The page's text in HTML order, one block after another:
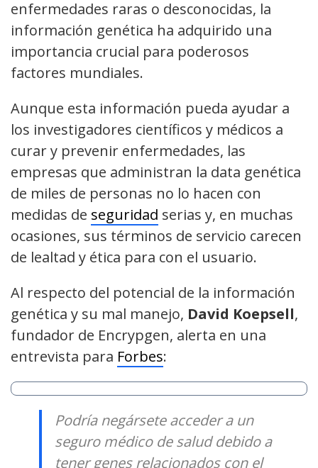
enfermedades raras o desconocidas, la
información genética ha adquirido una
importancia crucial para poderosos
factores mundiales.
Aunque esta información pueda ayudar a
los investigadores científicos y médicos a
curar y prevenir enfermedades, las
empresas que administran la data genética
de miles de personas no lo hacen con
medidas de seguridad serias y, en muchas
ocasiones, sus términos de servicio carecen
de lealtad y ética para con el usuario.
Al respecto del potencial de la información
genética y su mal manejo, David Koepsell,
fundador de Encrypgen, alerta en una
entrevista para Forbes:
Podría negársete acceder a un
seguro médico de salud debido a
tener genes relacionados con el